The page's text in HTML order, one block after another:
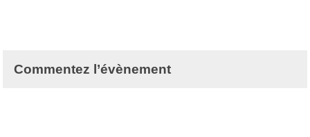
Commentez l’évènement